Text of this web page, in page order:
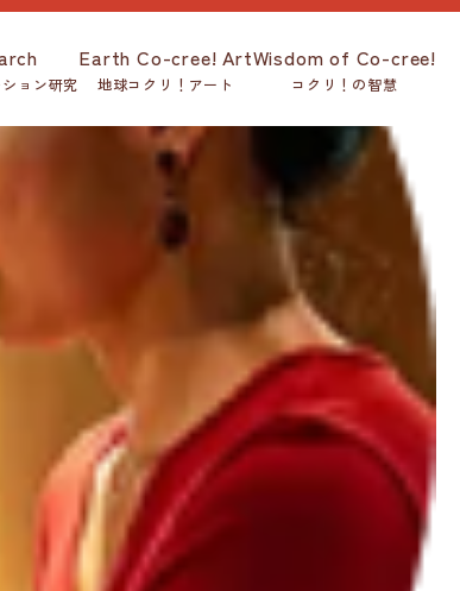
ョン研究
Earth Co-cree! Art
地球コクリ！アート
Wisdom of Co-cree!
コクリ！の智慧